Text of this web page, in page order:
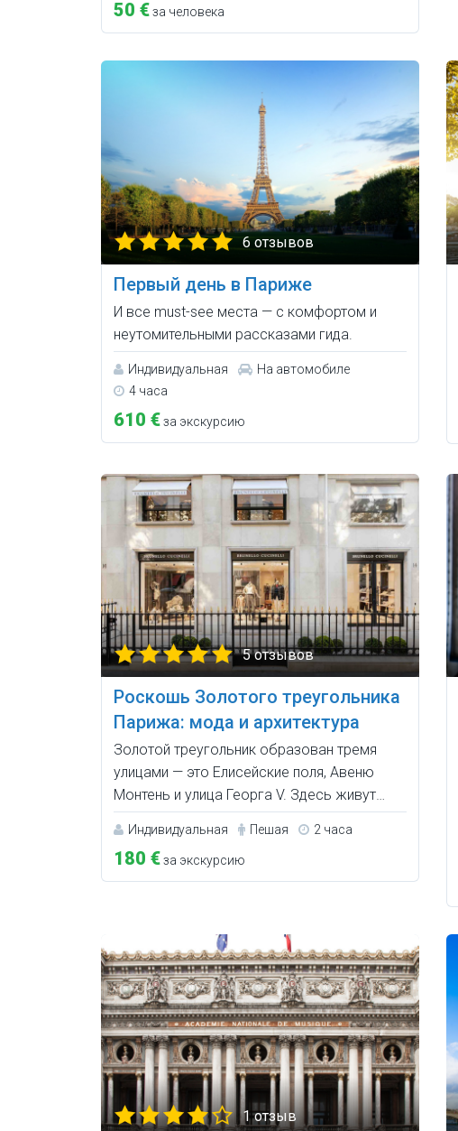
50 €за человека
6 отзывов
Первый день в Париже
И все must-see места — с комфортом и
неутомительными рассказами гида.
Индивидуальная
На автомобиле
4 часа
610 €за экскурсию
5 отзывов
Роскошь Золотого треугольника
Парижа: мода и архитектура
Золотой треугольник образован тремя
улицами — это Елисейские поля, Авеню
Монтень и улица Георга V. Здесь живут…
Индивидуальная Пешая 2 часа
180 €за экскурсию
1 отзыв